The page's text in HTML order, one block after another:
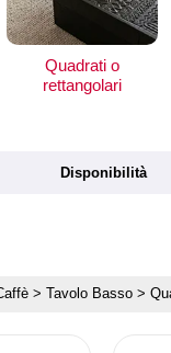
Quadrati o
rettangolari
Disponibilità
> Tavolo Basso >